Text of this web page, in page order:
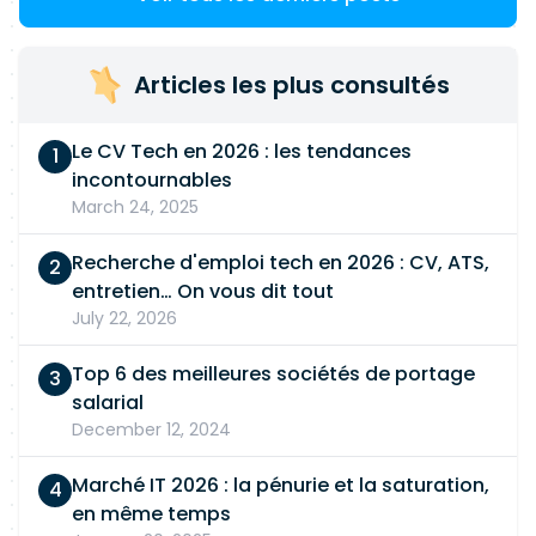
Articles les plus consultés
Le CV Tech en 2026 : les tendances
incontournables
March 24, 2025
Recherche d'emploi tech en 2026 : CV, ATS,
entretien… On vous dit tout
July 22, 2026
Top 6 des meilleures sociétés de portage
salarial
December 12, 2024
Marché IT 2026 : la pénurie et la saturation,
en même temps